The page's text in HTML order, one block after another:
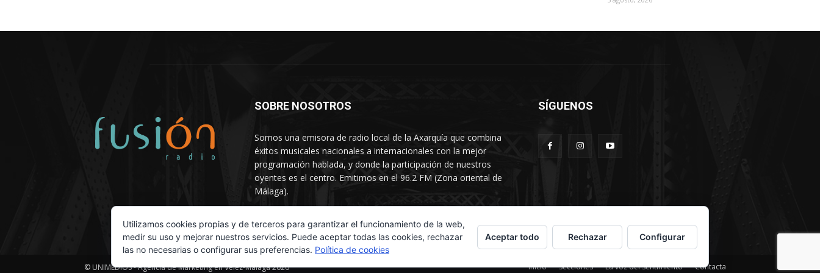
SOBRE NOSOTROS
Somos una emisora de radio local de la Axarquía que combina
éxitos musicales nacionales a internacionales con la mejor
programación hablada, y donde la participación de nuestros
oyentes es el centro. Emitimos en el 96.2 FM (Zona oriental de
Málaga).
SÍGUENOS
© UNIMEDIOS - Agencia de Marketing en Vélez-Málaga 2026 Inicio Secciones La voz del sentimiento Contacta
Utilizamos cookies propias y de terceros para garantizar el funcionamiento de la web,
medir su uso y mejorar nuestros servicios. Puede aceptar todas las cookies, rechazar
las no necesarias o configurar sus preferencias. Política de cookies
Aceptar todo Rechazar Configurar